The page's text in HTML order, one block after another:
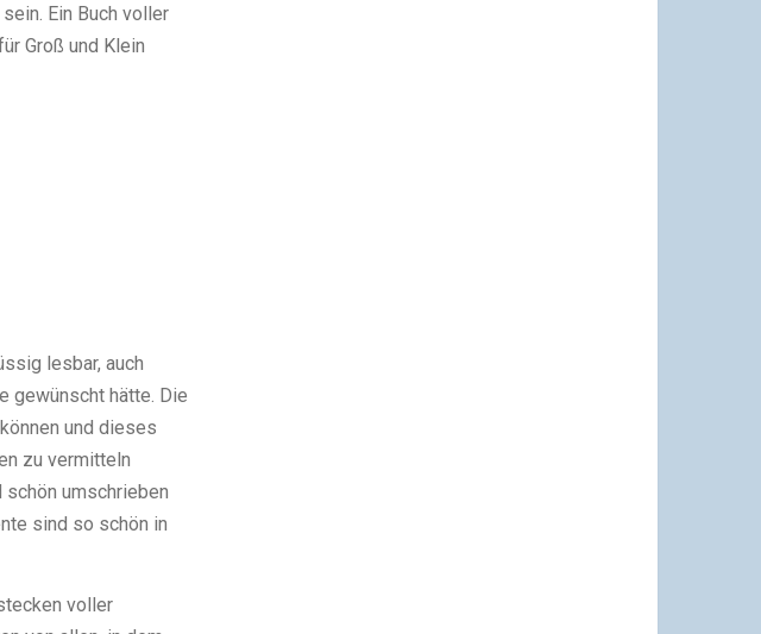
Ein Buch voller
Groß und Klein
lesbar, auch
gewünscht hätte. Die
und dieses
zu vermitteln
umschrieben
sind so schön in
voller